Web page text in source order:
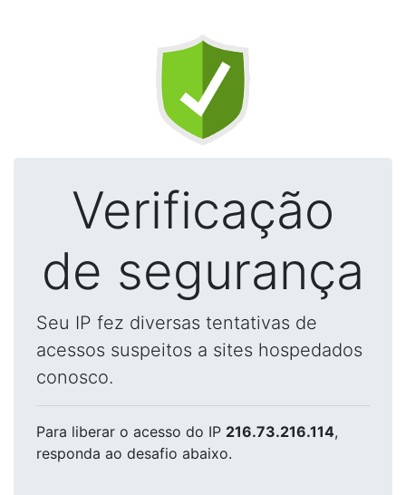
Verificação
de segurança
Seu IP fez diversas tentativas de
acessos suspeitos a sites hospedados
conosco.
Para liberar o acesso do IP 216.73.216.114,
responda ao desafio abaixo.